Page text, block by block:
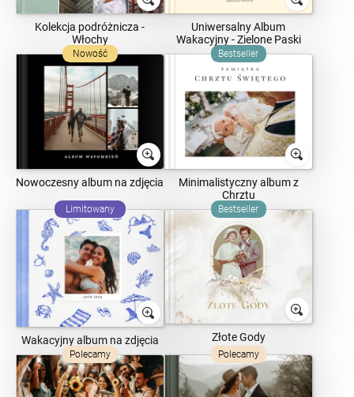
Kolekcja podróżnicza -
Włochy
Uniwersalny Album
Wakacyjny - Zielone Paski
Nowość
Nowoczesny album na zdjęcia
Bestseller
Minimalistyczny album z
Chrztu
Limitowany
Wakacyjny album na zdjęcia
Bestseller
Złote Gody
Polecamy Polecamy